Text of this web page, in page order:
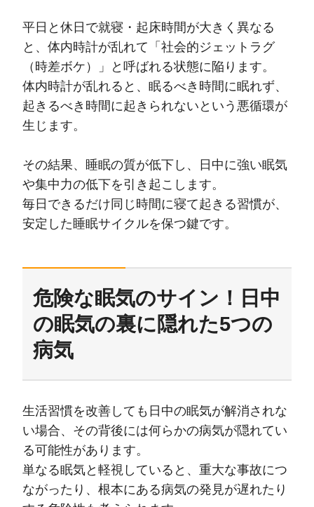
平日と休日で就寝・起床時間が大きく異なる
と、体内時計が乱れて「社会的ジェットラグ
（時差ボケ）」と呼ばれる状態に陥ります。
体内時計が乱れると、眠るべき時間に眠れず、
起きるべき時間に起きられないという悪循環が
生じます。
その結果、睡眠の質が低下し、日中に強い眠気
や集中力の低下を引き起こします。
毎日できるだけ同じ時間に寝て起きる習慣が、
安定した睡眠サイクルを保つ鍵です。
危険な眠気のサイン！日中
の眠気の裏に隠れた5つの
病気
生活習慣を改善しても日中の眠気が解消されな
い場合、その背後には何らかの病気が隠れてい
る可能性があります。
単なる眠気と軽視していると、重大な事故につ
ながったり、根本にある病気の発見が遅れたり